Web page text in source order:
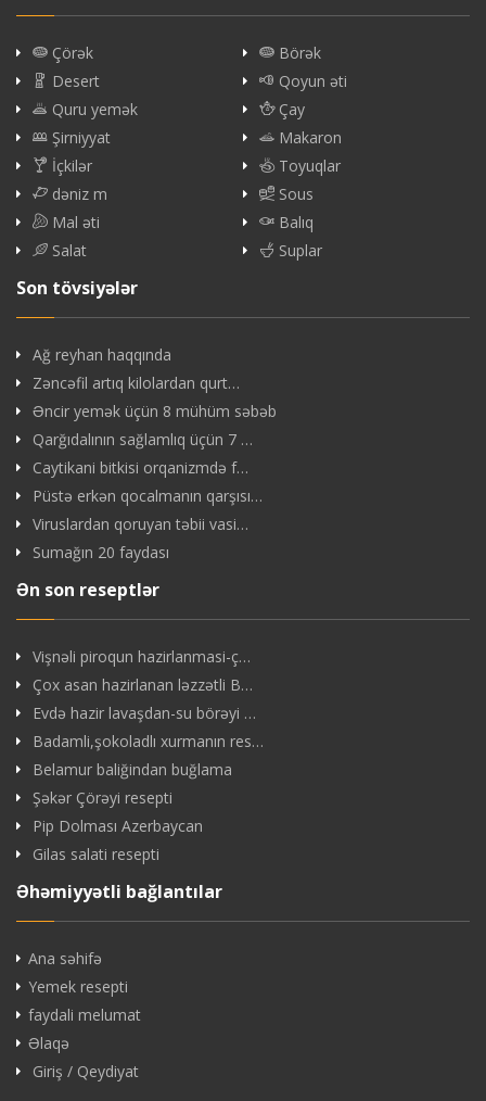
Çörək
Börək
Desert
Qoyun əti
Quru yemək
Çay
Şirniyyat
Makaron
İçkilər
Toyuqlar
dəniz m
Sous
Mal əti
Balıq
Salat
Suplar
Son tövsiyələr
Ağ reyhan haqqında
Zəncəfil artıq kilolardan qurt…
Əncir yemək üçün 8 mühüm səbəb
Qarğıdalının sağlamlıq üçün 7 …
Caytikani bitkisi orqanizmdə f…
Püstə erkən qocalmanın qarşısı…
Viruslardan qoruyan təbii vasi…
Sumağın 20 faydası
Ən son reseptlər
Vişnəli piroqun hazirlanmasi-ç…
Çox asan hazirlanan ləzzətli B…
Evdə hazir lavaşdan-su börəyi …
Badamli,şokoladlı xurmanın res…
Belamur baliğindan buğlama
Şəkər Çörəyi resepti
Pip Dolması Azerbaycan
Gilas salati resepti
Əhəmiyyətli bağlantılar
Ana səhifə
Yemek resepti
faydali melumat
Əlaqə
Giriş / Qeydiyat